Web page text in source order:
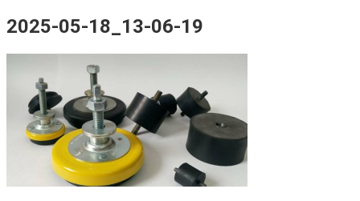
2025-05-18_13-06-19